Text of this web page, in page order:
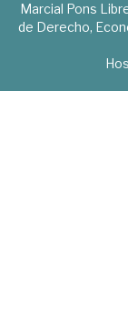
Marcial Pons
de Derecho,